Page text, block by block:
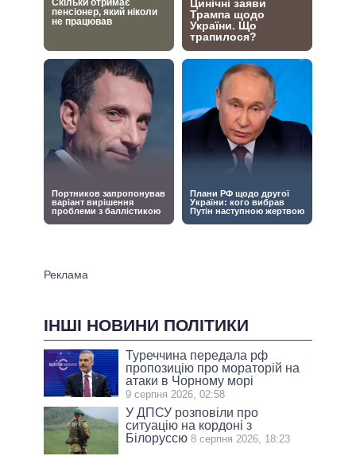
ІНШІ НОВИНИ ПОЛІТИКИ
Туреччина передала рф
пропозицію про мораторій на
атаки в Чорному морі
9 серпня 2026, 02:58
У ДПСУ розповіли про
ситуацію на кордоні з
Білоруссю 8 серпня 2026, 18:23